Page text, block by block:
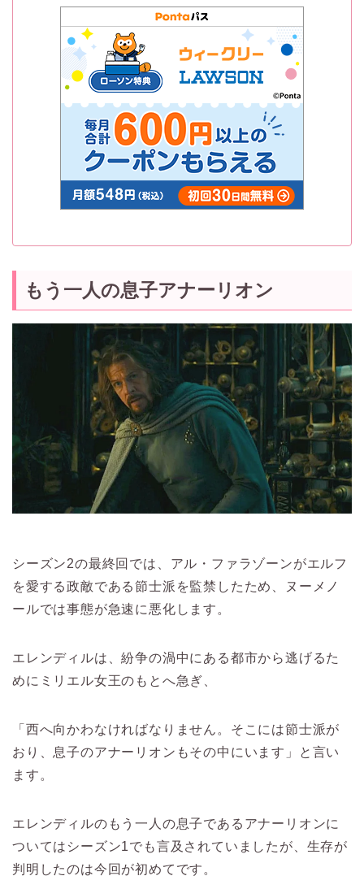
もう一人の息子アナーリオン
シーズン2の最終回では、アル・ファラゾーンがエルフ
を愛する政敵である節士派を監禁したため、ヌーメノ
ールでは事態が急速に悪化します。
エレンディルは、紛争の渦中にある都市から逃げるた
めにミリエル女王のもとへ急ぎ、
「西へ向かわなければなりません。そこには節士派が
おり、息子のアナーリオンもその中にいます」と言い
ます。
エレンディルのもう一人の息子であるアナーリオンに
ついてはシーズン1でも言及されていましたが、生存が
判明したのは今回が初めてです。